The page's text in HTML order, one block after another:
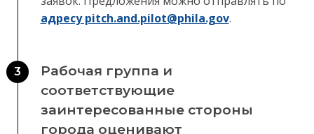
адресу pitch.and.pilot@phila.gov.
3
Рабочая группа и
соответствующие
заинтересованные стороны
города оценивают